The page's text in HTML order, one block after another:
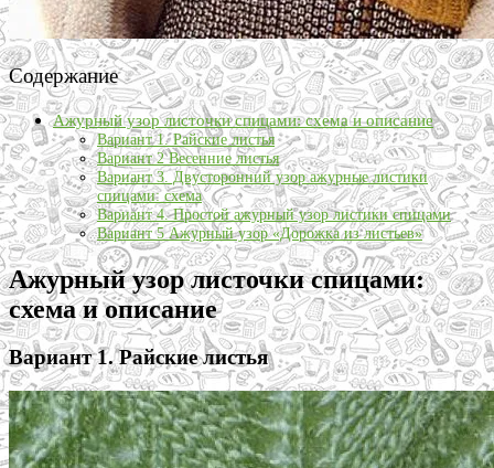
Содержание
Ажурный узор листочки спицами: схема и описание
Вариант 1. Райские листья
Вариант 2 Весенние листья
Вариант 3. Двусторонний узор ажурные листики
спицами: схема
Вариант 4. Простой ажурный узор листики спицами
Вариант 5 Ажурный узор «Дорожка из листьев»
Ажурный узор листочки спицами:
схема и описание
Вариант 1. Райские листья